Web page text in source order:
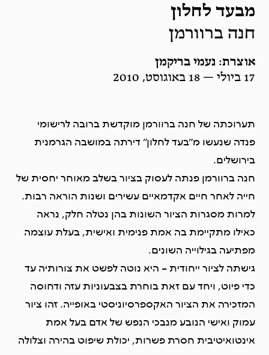
מבעד לחלון
חנה ברוורמן
אוצרת: נעמי בריקמן
17 ביולי — 18 באוגוסט, 2010
תערוכתה של חנה ברוורמן מוקדשת ברובה לרישומי
פנדה שנעשו מ”בעד לחלון” דירתה במושבה הגרמנית
בירושלים.
חנה ברוורמן פנתה לעסוק בציור בשלב מאוחר יחסית של
חייה לאחר חיים אקדמאיים עשירים ושנות הוראה רבות.
למרות מסגרות הציור השונות בהן נטלה חלק, נראה
כאילו מתקיימת בה אמת פנימית ואישית, בעלת עוצמה
מפתיעה בגילוייה השונים.
גישתה לציור ייחודית – היא נוטה לפשט את צורותיה עד
כדי פיוט, ויחד עם זאת בוחרת בצבעוניות עזה ודחוסה
המזכירה את הציור האקספרסיוניסטי באופייה. זהו ציור
עמוק ואישי הנובע מנבכי הנפש של אדם בעל אמת
אינטואיטיבית חסרת פשרות, יכולת שיפוט בהירה וצלולה